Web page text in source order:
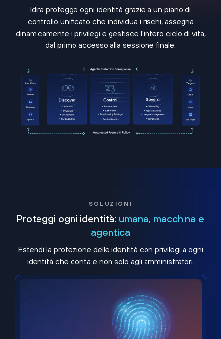
Idira protegge ogni identità grazie a un piano di
controllo unificato che individua i rischi, assegna
dinamicamente i privilegi e gestisce l'intero ciclo di vita,
dal primo accesso alla sessione finale.
SOLUZIONI
Proteggi ogni identità: umana, macchina e
agentica
Estendi la protezione delle identità con privilegi a ogni
identità che conta e non solo agli amministratori.